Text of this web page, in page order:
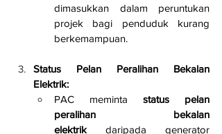
dimasukkan dalam peruntukan
projek bagi penduduk kurang
berkemampuan.
Status Pelan Peralihan Bekalan
Elektrik:
PAC meminta status pelan
peralihan bekalan
elektrik daripada generator